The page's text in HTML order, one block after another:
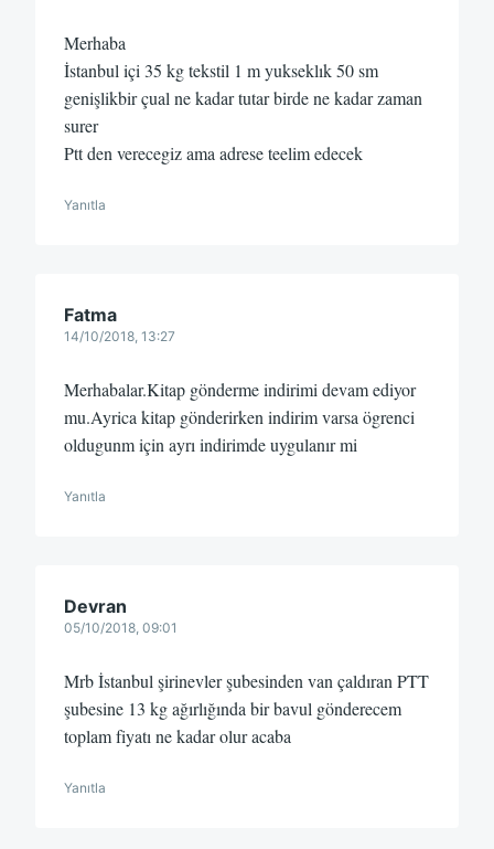
Merhaba
İstanbul içi 35 kg tekstil 1 m yukseklık 50 sm
genişlikbir çual ne kadar tutar birde ne kadar zaman
surer
Ptt den verecegiz ama adrese teelim edecek
Yanıtla
Fatma
14/10/2018, 13:27
Merhabalar.Kitap gönderme indirimi devam ediyor
mu.Ayrica kitap gönderirken indirim varsa ögrenci
oldugunm için ayrı indirimde uygulanır mi
Yanıtla
Devran
05/10/2018, 09:01
Mrb İstanbul şirinevler şubesinden van çaldıran PTT
şubesine 13 kg ağırlığında bir bavul gönderecem
toplam fiyatı ne kadar olur acaba
Yanıtla